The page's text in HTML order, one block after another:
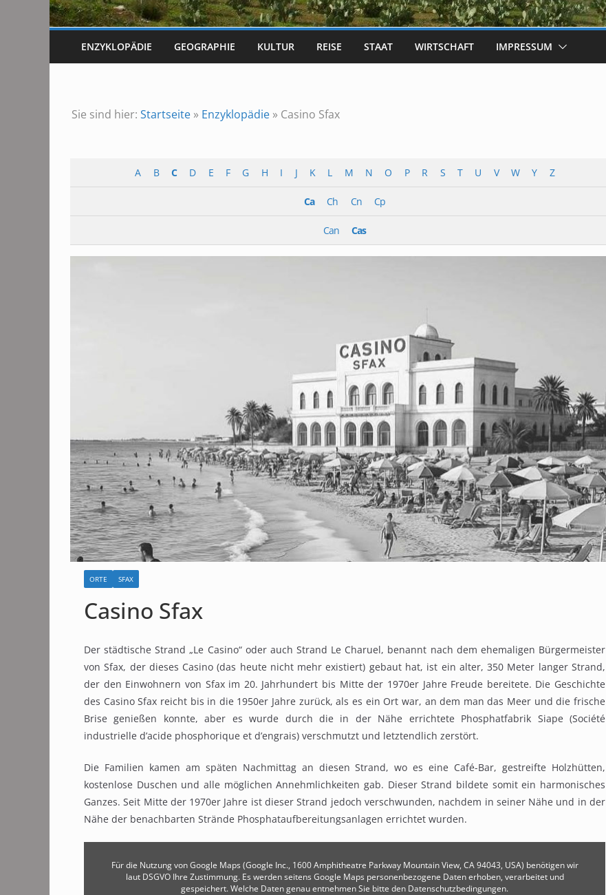
ENZYKLOPÄDIE GEOGRAPHIE KULTUR REISE STAAT WIRTSCHAFT IMPRESSUM
Sie sind hier: Startseite » Enzyklopädie » Casino Sfax
A B C D E F G H I J K L M N O P R S T U V W Y Z
Ca Ch Cn Cp
Can Cas
ORTE SFAX
Casino Sfax
Der städtische Strand „Le Casino“ oder auch Strand Le Charuel, benannt nach dem ehemaligen Bürgermeister
von Sfax, der dieses Casino (das heute nicht mehr existiert) gebaut hat, ist ein alter, 350 Meter langer Strand,
der den Einwohnern von Sfax im 20. Jahrhundert bis Mitte der 1970er Jahre Freude bereitete. Die Geschichte
des Casino Sfax reicht bis in die 1950er Jahre zurück, als es ein Ort war, an dem man das Meer und die frische
Brise genießen konnte, aber es wurde durch die in der Nähe errichtete Phosphatfabrik Siape (Société
industrielle d’acide phosphorique et d’engrais) verschmutzt und letztendlich zerstört.
Die Familien kamen am späten Nachmittag an diesen Strand, wo es eine Café-Bar, gestreifte Holzhütten,
kostenlose Duschen und alle möglichen Annehmlichkeiten gab. Dieser Strand bildete somit ein harmonisches
Ganzes. Seit Mitte der 1970er Jahre ist dieser Strand jedoch verschwunden, nachdem in seiner Nähe und in der
Nähe der benachbarten Strände Phosphataufbereitungsanlagen errichtet wurden.
Für die Nutzung von Google Maps (Google Inc., 1600 Amphitheatre Parkway Mountain View, CA 94043, USA) benötigen wir
laut DSGVO Ihre Zustimmung. Es werden seitens Google Maps personenbezogene Daten erhoben, verarbeitet und
gespeichert. Welche Daten genau entnehmen Sie bitte den Datenschutzbedingungen.